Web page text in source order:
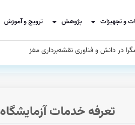
و تجهیزات پژوهش ترویج و آموزش
در دانش و فناوری نقشه‌برداری مغز
تعرفه خدمات آزمایشگاه